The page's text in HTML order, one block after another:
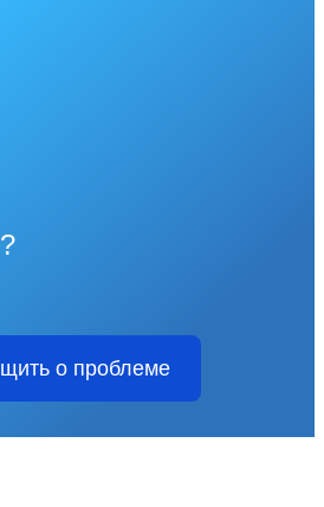
о проблеме